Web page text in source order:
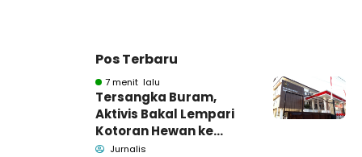
Pos Terbaru
7 menit lalu
Tersangka Buram,
Aktivis Bakal Lempari
Kotoran Hewan ke
Kantor Kejari
Jurnalis